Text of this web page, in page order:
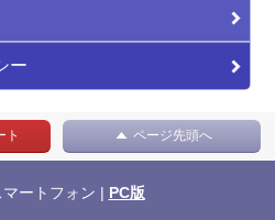
ー
ト ページ先頭へ
ートフォン | PC版